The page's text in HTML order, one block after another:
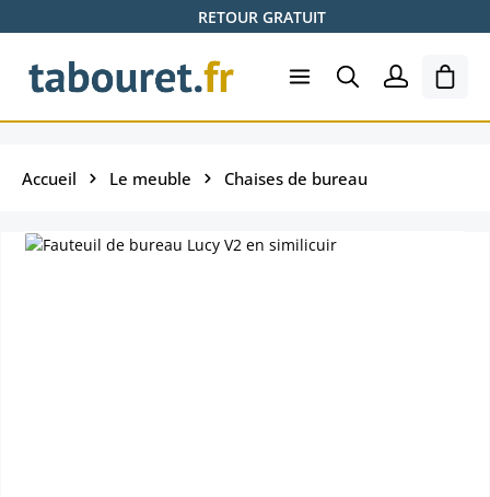
Passer au contenu principalRETOUR GRATUIT
Le
Accueil Le meuble Chaises de bureau